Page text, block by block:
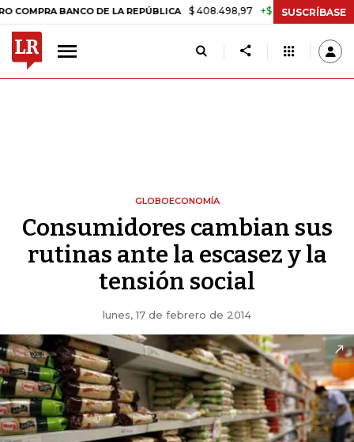
BANCO DE LA REPÚBLICA $ 408.498,97 +$ 8.753,81 +2,19%
SUSCRÍBASE
GLOBOECONOMÍA
Consumidores cambian sus
rutinas ante la escasez y la
tensión social
lunes, 17 de febrero de 2014